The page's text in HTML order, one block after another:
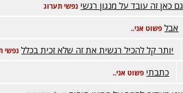
גם כאן זה עובד על מנגון רגשי נפשי תערוג
אבל פשוט אני..
יותר קל להכיל רגשית את זה שלא זכית בכלל נפשי
כתבתי פשוט אני..